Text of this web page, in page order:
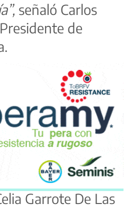
señaló Carlos
de
Garrote De Las